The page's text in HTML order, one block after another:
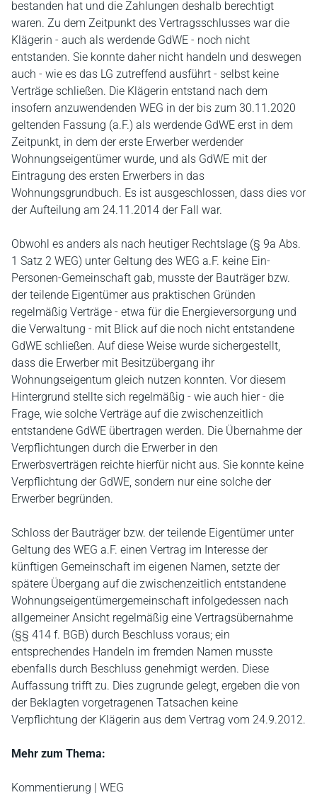
bestanden hat und die Zahlungen deshalb berechtigt
waren. Zu dem Zeitpunkt des Vertragsschlusses war die
Klägerin - auch als werdende GdWE - noch nicht
entstanden. Sie konnte daher nicht handeln und deswegen
auch - wie es das LG zutreffend ausführt - selbst keine
Verträge schließen. Die Klägerin entstand nach dem
insofern anzuwendenden WEG in der bis zum 30.11.2020
geltenden Fassung (a.F.) als werdende GdWE erst in dem
Zeitpunkt, in dem der erste Erwerber werdender
Wohnungseigentümer wurde, und als GdWE mit der
Eintragung des ersten Erwerbers in das
Wohnungsgrundbuch. Es ist ausgeschlossen, dass dies vor
der Aufteilung am 24.11.2014 der Fall war.
Obwohl es anders als nach heutiger Rechtslage (§ 9a Abs.
1 Satz 2 WEG) unter Geltung des WEG a.F. keine Ein-
Personen-Gemeinschaft gab, musste der Bauträger bzw.
der teilende Eigentümer aus praktischen Gründen
regelmäßig Verträge - etwa für die Energieversorgung und
die Verwaltung - mit Blick auf die noch nicht entstandene
GdWE schließen. Auf diese Weise wurde sichergestellt,
dass die Erwerber mit Besitzübergang ihr
Wohnungseigentum gleich nutzen konnten. Vor diesem
Hintergrund stellte sich regelmäßig - wie auch hier - die
Frage, wie solche Verträge auf die zwischenzeitlich
entstandene GdWE übertragen werden. Die Übernahme der
Verpflichtungen durch die Erwerber in den
Erwerbsverträgen reichte hierfür nicht aus. Sie konnte keine
Verpflichtung der GdWE, sondern nur eine solche der
Erwerber begründen.
Schloss der Bauträger bzw. der teilende Eigentümer unter
Geltung des WEG a.F. einen Vertrag im Interesse der
künftigen Gemeinschaft im eigenen Namen, setzte der
spätere Übergang auf die zwischenzeitlich entstandene
Wohnungseigentümergemeinschaft infolgedessen nach
allgemeiner Ansicht regelmäßig eine Vertragsübernahme
(§§ 414 f. BGB) durch Beschluss voraus; ein
entsprechendes Handeln im fremden Namen musste
ebenfalls durch Beschluss genehmigt werden. Diese
Auffassung trifft zu. Dies zugrunde gelegt, ergeben die von
der Beklagten vorgetragenen Tatsachen keine
Verpflichtung der Klägerin aus dem Vertrag vom 24.9.2012.
Mehr zum Thema:
Kommentierung | WEG